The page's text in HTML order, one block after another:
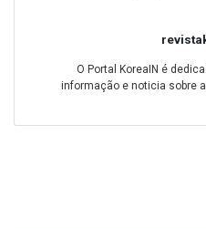
O Portal KoreaIN é
informação e noticia sobre